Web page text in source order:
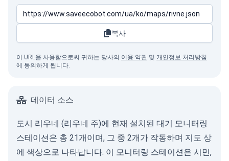
복사
이 URL을 사용함으로써 귀하는 당사의 이용 약관 및 개인정보 처리방침
에 동의하게 됩니다.
데이터 소스
도시 리우네 (리우네 주)에 현재 설치된 대기 모니터링
스테이션은 총 21개이며, 그 중 2개가 작동하며 지도 상
에 색상으로 나타납니다. 이 모니터링 스테이션은 시민,